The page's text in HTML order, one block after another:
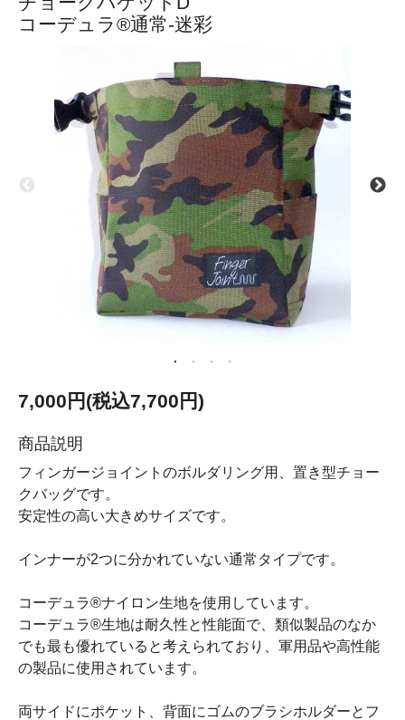
コーデュラ®通常-迷彩
7,000円(税込7,700円)
商品説明
フィンガージョイントのボルダリング用、置き型チョー
クバッグです。
安定性の高い大きめサイズです。
インナーが2つに分かれていない通常タイプです。
コーデュラ®ナイロン生地を使用しています。
コーデュラ®生地は耐久性と性能面で、類似製品のなか
でも最も優れていると考えられており、軍用品や高性能
の製品に使用されています。
両サイドにポケット、背面にゴムのブラシホルダーとフ